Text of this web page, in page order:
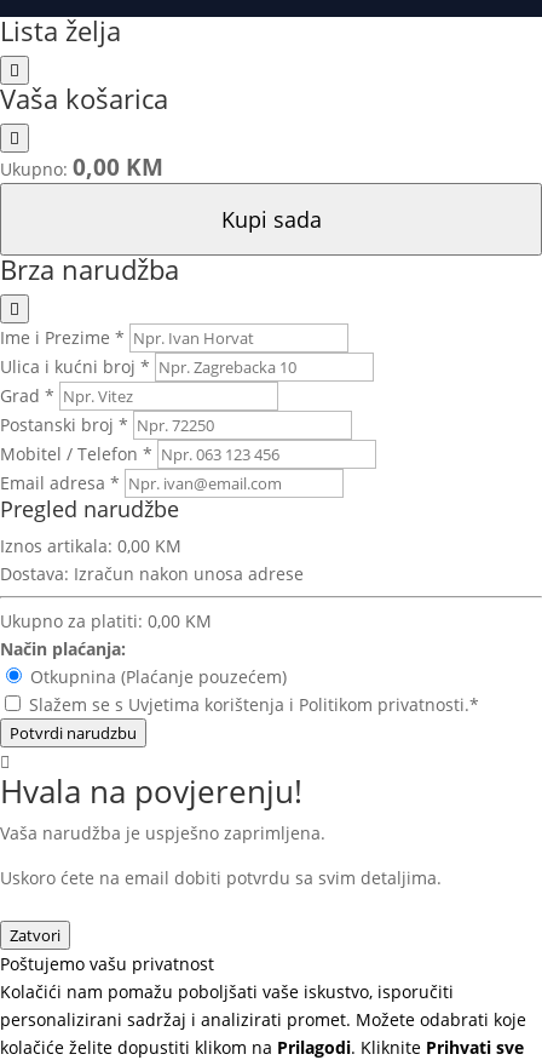
Lista želja
Vaša košarica
Ukupno: 0,00 KM
Kupi sada
Brza narudžba
Ime i Prezime *
Ulica i kućni broj *
Grad *
Postanski broj *
Mobitel / Telefon *
Email adresa *
Pregled narudžbe
Iznos artikala: 0,00 KM
Dostava: Izračun nakon unosa adrese
Ukupno za platiti: 0,00 KM
Način plaćanja:
Otkupnina (Plaćanje pouzećem)
Slažem se s Uvjetima korištenja i Politikom privatnosti.*
Potvrdi narudzbu
Hvala na povjerenju!
Vaša narudžba je uspješno zaprimljena.
Uskoro ćete na email dobiti potvrdu sa svim detaljima.
Zatvori
Poštujemo vašu privatnost
Kolačići nam pomažu poboljšati vaše iskustvo, isporučiti
personalizirani sadržaj i analizirati promet. Možete odabrati koje
kolačiće želite dopustiti klikom na Prilagodi. Kliknite Prihvati sve